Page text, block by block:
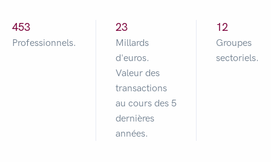
476
Professionnels.
24
Millards
d'euros.
Valeur des
transactions
au cours des 5
dernières
années.
12
Groupes
sectoriels.